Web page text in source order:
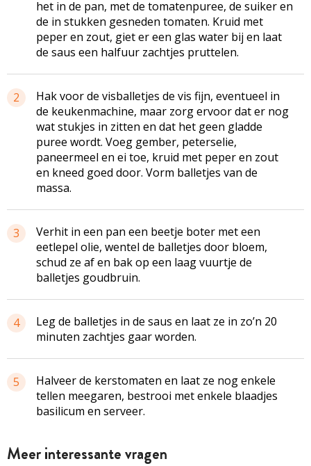
het in de pan, met de tomatenpuree, de suiker en
de in stukken gesneden tomaten. Kruid met
peper en zout, giet er een glas water bij en laat
de saus een halfuur zachtjes pruttelen.
2
Hak voor de visballetjes de vis fijn, eventueel in
de keukenmachine, maar zorg ervoor dat er nog
wat stukjes in zitten en dat het geen gladde
puree wordt. Voeg gember, peterselie,
paneermeel en ei toe, kruid met peper en zout
en kneed goed door. Vorm balletjes van de
massa.
3
Verhit in een pan een beetje boter met een
eetlepel olie, wentel de balletjes door bloem,
schud ze af en bak op een laag vuurtje de
balletjes goudbruin.
4
Leg de balletjes in de saus en laat ze in zo’n 20
minuten zachtjes gaar worden.
5
Halveer de kerstomaten en laat ze nog enkele
tellen meegaren, bestrooi met enkele blaadjes
basilicum en serveer.
Meer interessante vragen